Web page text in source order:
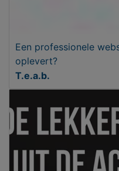
Een professionele
oplevert?
T.e.a.b.